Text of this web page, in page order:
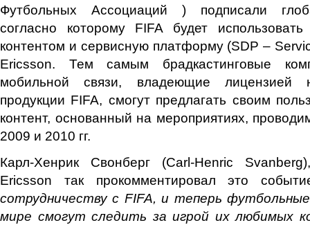
Футбольных Ассоциаций ) подписали
согласно которому FIFA будет
контентом и сервисную платформу (SDP –
Ericsson. Тем самым брадкастинговые
мобильной связи, владеющие лицензией
продукции FIFA, смогут предлагать своим
контент, основанный на мероприятиях,
2009 и 2010 гг.
Карл-Хенрик Свонберг (Carl-Henric
Ericsson так прокомментировал это
сотрудничеству с FIFA, и теперь
мире смогут следить за игрой их любимых